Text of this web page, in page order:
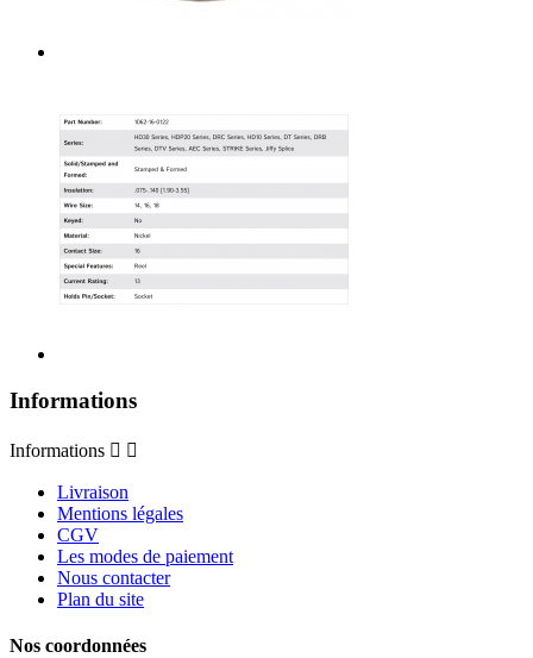
Informations
Informations  
Livraison
Mentions légales
CGV
Les modes de paiement
Nous contacter
Plan du site
Nos coordonnées